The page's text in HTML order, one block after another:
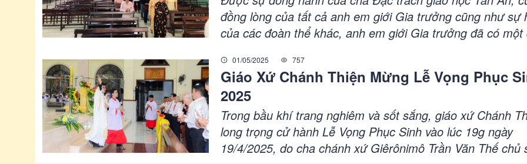
đồng lòng của tất cả anh em giới Gia trưởng cũng như sự
của các đoàn thể khác, anh em giới Gia trưởng đã có một
ấm áp và trọn vẹn ý nghĩa của tình huynh đệ hiệp thông...
01/05/2025 757
Giáo Xứ Chánh Thiện Mừng Lễ Vọng Phục
2025
Trong bầu khí trang nghiêm và sốt sắng, giáo xứ Chánh
long trọng cử hành Lễ Vọng Phục Sinh vào lúc 19g ngày
19/4/2025, do cha chánh xứ Giêrônimô Trần Văn Thế chủ